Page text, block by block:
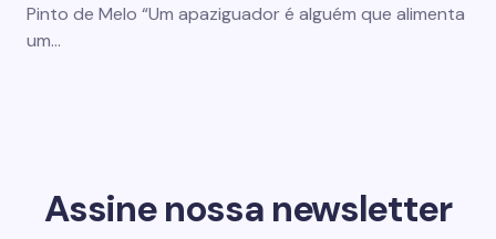
Pinto de Melo “Um apaziguador é alguém que alimenta
um…
Assine nossa newsletter